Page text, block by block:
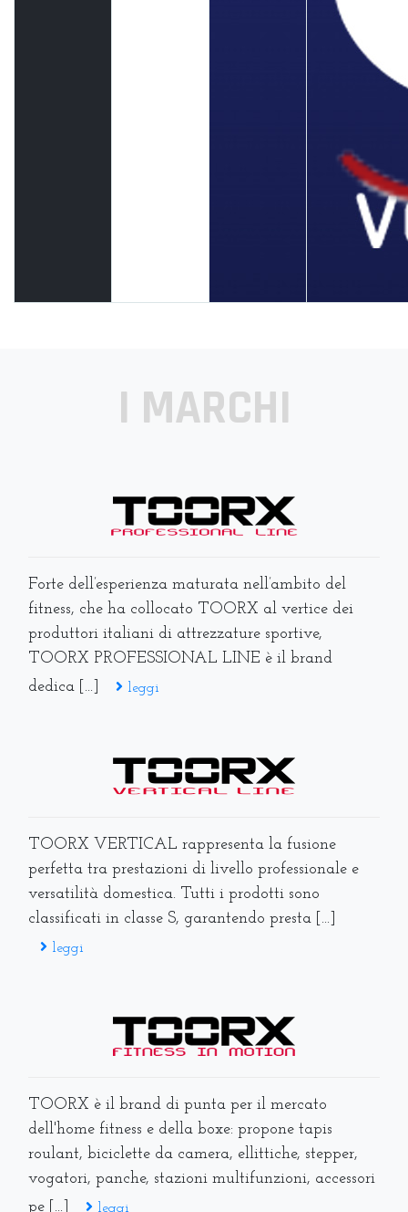
I MARCHI
Forte dell’esperienza maturata nell’ambito del
fitness, che ha collocato TOORX al vertice dei
produttori italiani di attrezzature sportive,
TOORX PROFESSIONAL LINE è il brand
dedica [...]
leggi
TOORX VERTICAL rappresenta la fusione
perfetta tra prestazioni di livello professionale e
versatilità domestica. Tutti i prodotti sono
classificati in classe S, garantendo presta [...]
leggi
TOORX è il brand di punta per il mercato
dell'home fitness e della boxe: propone tapis
roulant, biciclette da camera, ellittiche, stepper,
vogatori, panche, stazioni multifunzioni, accessori
pe [...]
leggi